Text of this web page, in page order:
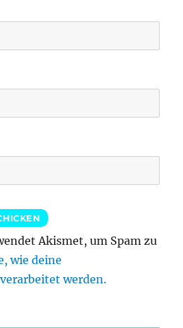
Akismet, um Spam zu
wie deine
werden.